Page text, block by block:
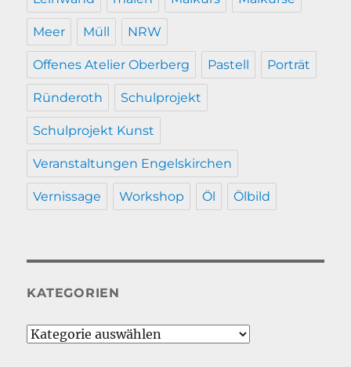
Meer Müll NRW
Offenes Atelier Oberberg Pastell Porträt
Ründeroth Schulprojekt
Schulprojekt Kunst
Veranstaltungen Engelskirchen
Vernissage Workshop Öl Ölbild
KATEGORIEN
Kategorien